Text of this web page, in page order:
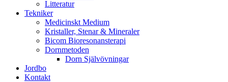
Litteratur
Tekniker
Medicinskt Medium
Kristaller, Stenar & Mineraler
Bicom Bioresonansterapi
Dornmetoden
Dorn Självövningar
Jordbo
Kontakt